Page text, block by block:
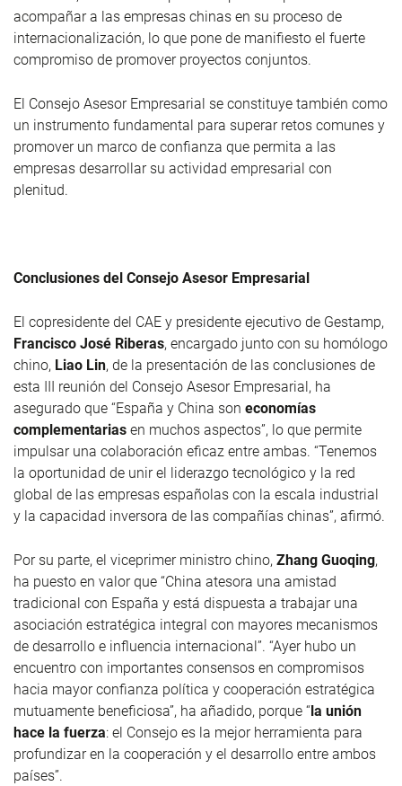
acompañar a las empresas chinas en su proceso de
internacionalización, lo que pone de manifiesto el fuerte
compromiso de promover proyectos conjuntos.
El Consejo Asesor Empresarial se constituye también como
un instrumento fundamental para superar retos comunes y
promover un marco de confianza que permita a las
empresas desarrollar su actividad empresarial con
plenitud.
Conclusiones del Consejo Asesor Empresarial
El copresidente del CAE y presidente ejecutivo de Gestamp,
Francisco José Riberas, encargado junto con su homólogo
chino, Liao Lin, de la presentación de las conclusiones de
esta III reunión del Consejo Asesor Empresarial, ha
asegurado que “España y China son economías
complementarias en muchos aspectos”, lo que permite
impulsar una colaboración eficaz entre ambas. “Tenemos
la oportunidad de unir el liderazgo tecnológico y la red
global de las empresas españolas con la escala industrial
y la capacidad inversora de las compañías chinas”, afirmó.
Por su parte, el viceprimer ministro chino, Zhang Guoqing,
ha puesto en valor que “China atesora una amistad
tradicional con España y está dispuesta a trabajar una
asociación estratégica integral con mayores mecanismos
de desarrollo e influencia internacional”. “Ayer hubo un
encuentro con importantes consensos en compromisos
hacia mayor confianza política y cooperación estratégica
mutuamente beneficiosa”, ha añadido, porque “ la unión
hace la fuerza: el Consejo es la mejor herramienta para
profundizar en la cooperación y el desarrollo entre ambos
países”.